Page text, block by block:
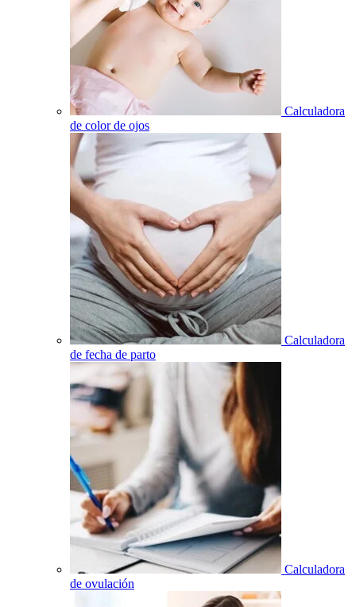
Calculadora
de color de ojos
Calculadora
de fecha de parto
Calculadora
de ovulación